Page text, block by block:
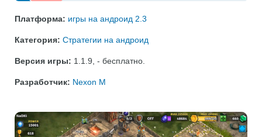
Платформа: игры на андроид 2.3
Категория: Стратегии на андроид
Версия игры: 1.1.9 - бесплатно
Разработчик: Nexon M